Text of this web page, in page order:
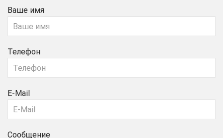
Ваше имя
Телефон
E-Mail
Сообщение